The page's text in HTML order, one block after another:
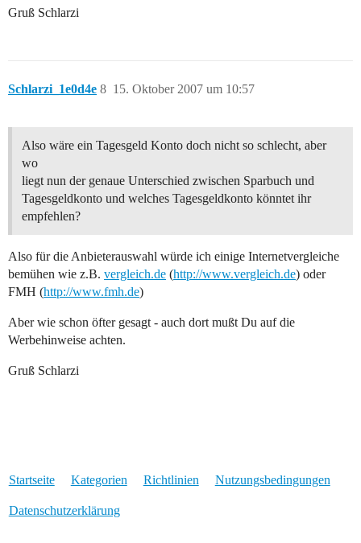
Gruß Schlarzi
Schlarzi_1e0d4e 15. Oktober 2007 um 10:57
8
Also wäre ein Tagesgeld Konto doch nicht so schlecht, aber
wo
liegt nun der genaue Unterschied zwischen Sparbuch und
Tagesgeldkonto und welches Tagesgeldkonto könntet ihr
empfehlen?
Also für die Anbieterauswahl würde ich einige Internetvergleiche
bemühen wie z.B. vergleich.de (http://www.vergleich.de) oder
FMH (http://www.fmh.de)
Aber wie schon öfter gesagt - auch dort mußt Du auf die
Werbehinweise achten.
Gruß Schlarzi
Startseite Kategorien Richtlinien Nutzungsbedingungen
Datenschutzerklärung